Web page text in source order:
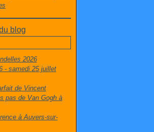
blog
2026
- samedi 25 juillet
de Vincent
pas de Van Gogh à
à Auvers-sur-